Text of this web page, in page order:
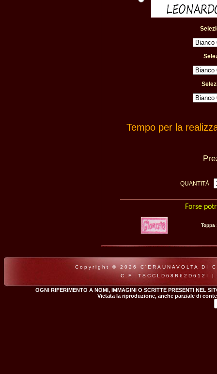
Tempo per la
QUANTITÀ
Forse
Toppa
Copyright © 2026 C'ERAUNAVOLTA
C.F. TSCCLD68R62D612I
OGNI RIFERIMENTO A NOMI, IMMAGINI O SCRITTE PRESENTI NEL
Vietata la riproduzione, anche parziale di